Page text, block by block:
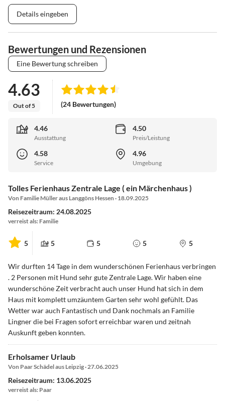
Details eingeben
Bewertungen und Rezensionen
Eine Bewertung schreiben
4.63
Out of 5 (24 Bewertungen)
4.46
Ausstattung
4.50
Preis/Leistung
4.58
Service
4.96
Umgebung
Tolles Ferienhaus Zentrale Lage ( ein Märchenhaus )
Von Familie Müller aus Langgöns Hessen · 18.09.2025
Reisezeitraum: 24.08.2025
verreist als: Familie
5 5 5 5 5
Wir durften 14 Tage in dem wunderschönen Ferienhaus verbringen
. 2 Personen mit Hund sehr gute Zentrale Lage. Wir haben eine
wunderschöne Zeit verbracht auch unser Hund hat sich in dem
Haus mit komplett umzäuntem Garten sehr wohl gefühlt. Das
Wetter war auch Fantastisch und Dank nochmals an Familie
Lingner die bei Fragen sofort erreichbar waren und zeitnah
Auskunft geben konnten.
Erholsamer Urlaub
Von Paar Schädel aus Leipzig · 27.06.2025
Reisezeitraum: 13.06.2025
verreist als: Paar